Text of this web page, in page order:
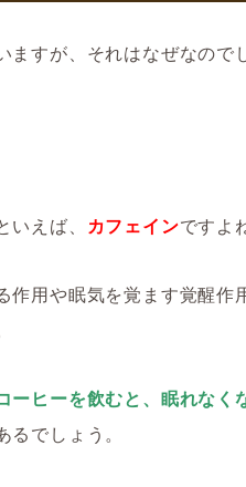
ますが、それはなぜなので
えば、 カフェインですよ
作用や眠気を覚ます覚醒作
ーヒーを飲むと、眠れなく
でしょう。